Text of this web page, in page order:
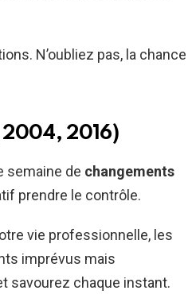
N’oubliez pas, la chance
2004, 2016)
semaine de changements
prendre le contrôle.
vie professionnelle, les
imprévus mais
savourez chaque instant.